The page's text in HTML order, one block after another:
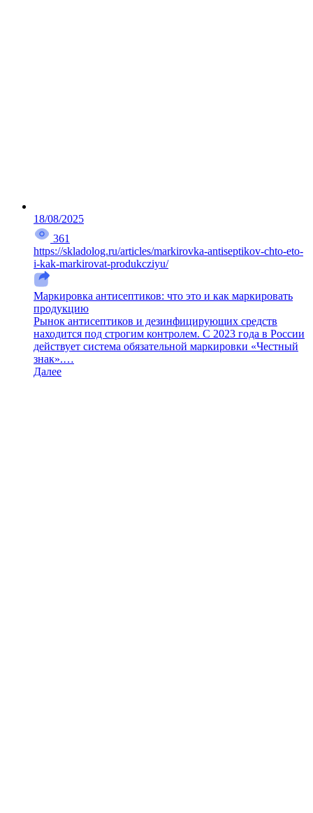
18/08/2025
361
https://skladolog.ru/articles/markirovka-antiseptikov-chto-eto-
i-kak-markirovat-produkcziyu/
Маркировка антисептиков: что это и как маркировать
продукцию
Рынок антисептиков и дезинфицирующих средств
находится под строгим контролем. С 2023 года в России
действует система обязательной маркировки «Честный
знак».…
Далее